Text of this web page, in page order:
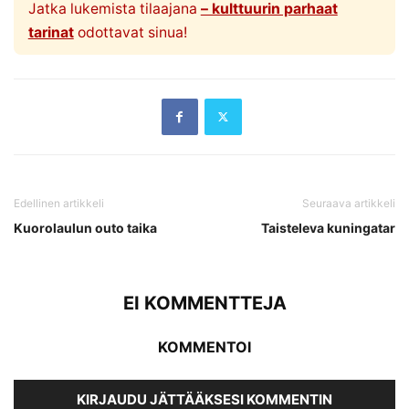
Jatka lukemista tilaajana – kulttuurin parhaat
tarinatodottavat sinua!
Edellinen artikkeli
Kuorolaulun outo taika
Seuraava artikkeli
Taisteleva kuningatar
EI KOMMENTTEJA
KOMMENTOI
KIRJAUDU JÄTTÄÄKSESI KOMMENTIN